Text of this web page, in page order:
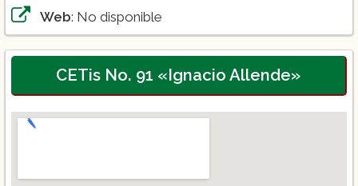
Web: No disponible
CETis No. 91 «Ignacio Allende»